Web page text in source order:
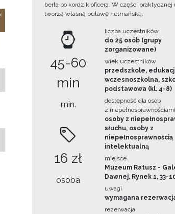
berła po kordzik oficera. W części
tworzą własną buławę hetmańską.
45-60
min
min.
16 zł
osoba
liczba uczestników
do 25 osób (grupy
zorganizowane)
wiek uczestników
przedszkole,
wczesnoszkolna,
podstawowa (kl. 4-8)
dostępność dla osób
z niepełnosprawnościami
osoby z
słuchu, osoby z
niepełnosprawnością
intelektualną
miejsce
Muzeum Ratusz -
Dawnej, Rynek 1, 33-
uwagi
wymagana
rezerwacja